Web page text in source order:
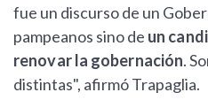
fue un discurso de un
pampeanos sino de un
renovar la gobernación.
distintas", afirmó Trapaglia.